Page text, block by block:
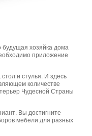
будущая хозяйка дома
приложение
и стулья. И здесь
количестве
Чудесной Страны
Вы достигните
мебели для разных